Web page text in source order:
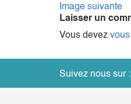
Image suivante
Laisser un
Vous devez
Suivez nous sur :